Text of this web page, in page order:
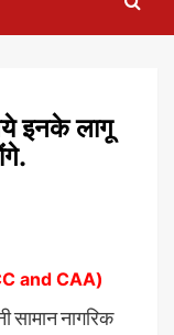
इनके लागू
and CAA)
सामान नागरिक